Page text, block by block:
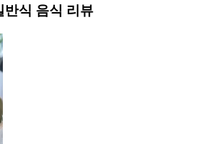
반식 음식 리뷰